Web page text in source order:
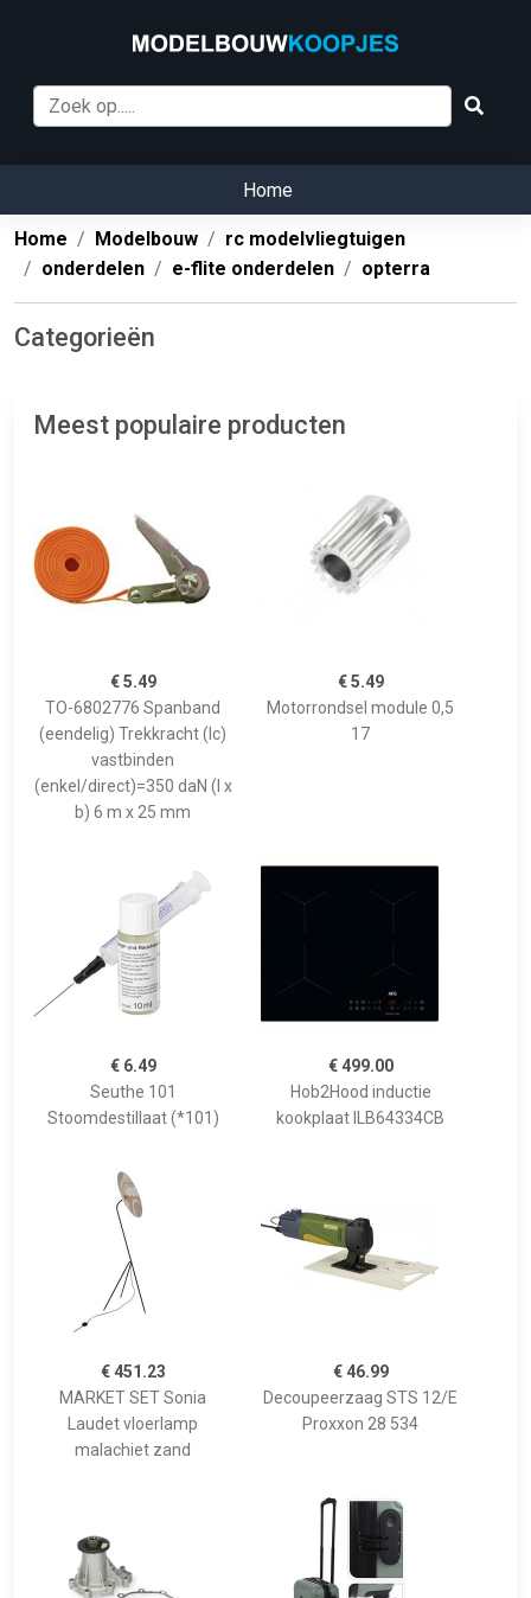
Home
Home Modelbouw
rc modelvliegtuigen
onderdelen
e-flite onderdelen opterra
Categorieën
Meest populaire producten
€ 5.49
TO-6802776 Spanband
(eendelig) Trekkracht (lc)
vastbinden
(enkel/direct)=350 daN (l x
b) 6 m x 25 mm
€ 5.49
Motorrondsel module 0,5
17
€ 6.49
Seuthe 101
Stoomdestillaat (*101)
€ 499.00
Hob2Hood inductie
kookplaat ILB64334CB
€ 451.23
MARKET SET Sonia
Laudet vloerlamp
malachiet zand
€ 46.99
Decoupeerzaag STS 12/E
Proxxon 28 534